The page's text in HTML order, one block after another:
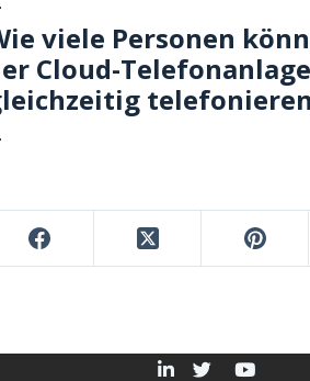
viele Personen
Cloud-Telefonanlage